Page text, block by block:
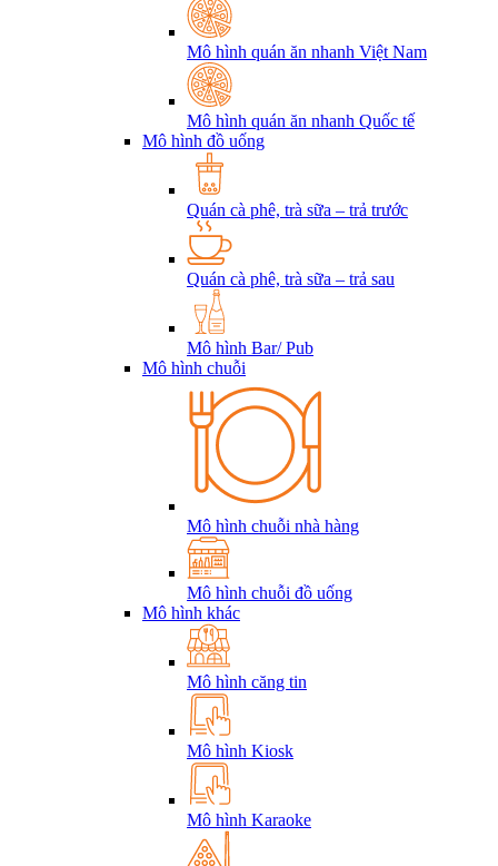
Mô hình quán ăn nhanh Việt Nam
Mô hình quán ăn nhanh Quốc tế
Mô hình đồ uống
Quán cà phê, trà sữa – trả trước
Quán cà phê, trà sữa – trả sau
Mô hình Bar/ Pub
Mô hình chuỗi
Mô hình chuỗi nhà hàng
Mô hình chuỗi đồ uống
Mô hình khác
Mô hình căng tin
Mô hình Kiosk
Mô hình Karaoke